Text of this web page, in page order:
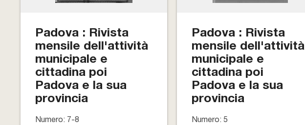
Padova : Rivista
mensile dell'attività
municipale e
cittadina poi
Padova e la sua
provincia
Numero: 7-8
Padova : Rivista
mensile dell'attività
municipale e
cittadina poi
Padova e la sua
provincia
Numero: 5